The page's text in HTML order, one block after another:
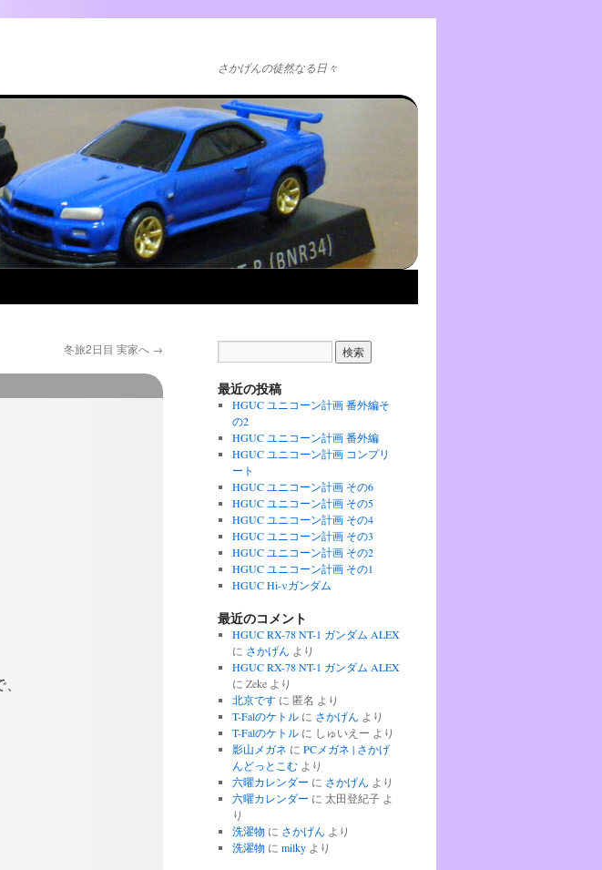
さかげんの徒然なる日々
冬旅2日目 実家へ →
最近の投稿
HGUC ユニコーン計画 番外編そ
の2
HGUC ユニコーン計画 番外編
HGUC ユニコーン計画 コンプリ
ート
HGUC ユニコーン計画 その6
HGUC ユニコーン計画 その5
HGUC ユニコーン計画 その4
HGUC ユニコーン計画 その3
HGUC ユニコーン計画 その2
HGUC ユニコーン計画 その1
HGUC Hi-νガンダム
最近のコメント
HGUC RX-78 NT-1 ガンダム ALEX
に さかげん より
HGUC RX-78 NT-1 ガンダム ALEX
に Zekeより
北京ですに 匿名 より
T-Falのケトルに さかげん より
T-Falのケトルに しゅいえー より
影山メガネ に PCメガネ | さかげ
んどっとこむより
六曜カレンダー に さかげん より
六曜カレンダー に 太田登紀子よ
り
洗濯物 に さかげん より
洗濯物 に milkyより